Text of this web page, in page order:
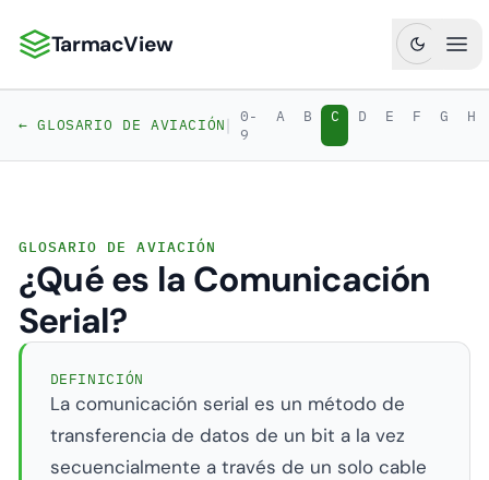
TarmacView: Análisis de Aviación de Precisión
TarmacView
← GLOSARIO DE AVIACIÓN| 0-
9
A B C D E F G H
GLOSARIO DE AVIACIÓN
¿Qué es la Comunicación
Serial?
DEFINICIÓN
La comunicación serial es un método de
transferencia de datos de un bit a la vez
secuencialmente a través de un solo cable